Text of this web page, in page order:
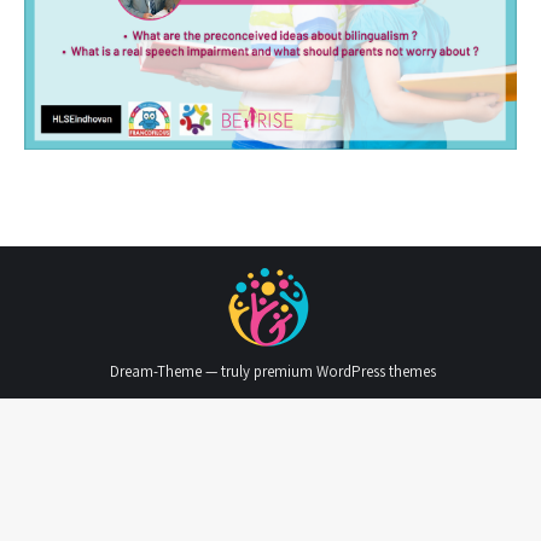
Dream-Theme — truly premium WordPress themes